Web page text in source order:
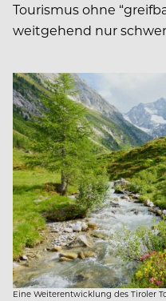
Tourismus ohne
weitgehend nur
Eine Weiterentwicklung des Tiroler